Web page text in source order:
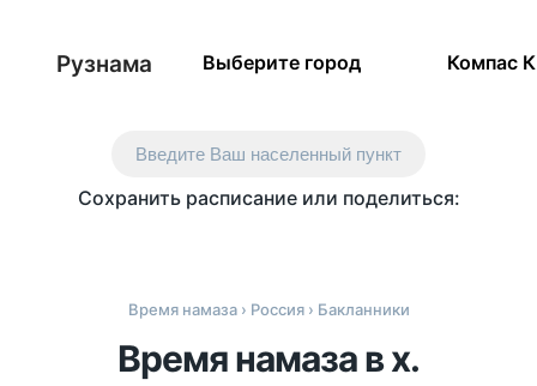
Рузнама Выберите город Компас
Введите Ваш населенный пункт
Сохранить расписание или поделиться:
Время намаза› Россия› Бакланники
Время намаза в х.